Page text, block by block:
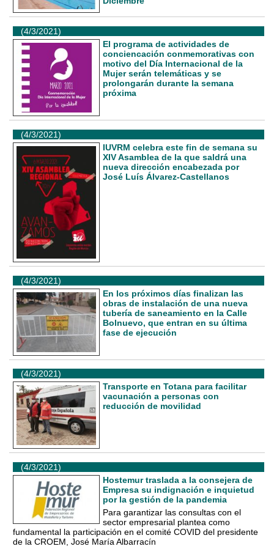
(4/3/2021)
El programa de actividades de
conciencación conmemorativas con
motivo del Día Internacional de la
Mujer serán telemáticas y se
prolongarán durante la semana
próxima
(4/3/2021)
IUVRM celebra este fin de semana su
XIV Asamblea de la que saldrá una
nueva dirección encabezada por
José Luís Álvarez-Castellanos
(4/3/2021)
En los próximos días finalizan las
obras de instalación de una nueva
tubería de saneamiento en la Calle
Bolnuevo, que entran en su última
fase de ejecución
(4/3/2021)
Transporte en Totana para facilitar
vacunación a personas con
reducción de movilidad
(4/3/2021)
Hostemur traslada a la consejera de
Empresa su indignación e inquietud
por la gestión de la pandemia
Para garantizar las consultas con el
sector empresarial plantea como
fundamental la participación en el comité COVID del presidente
de la CROEM, José María Albarracín